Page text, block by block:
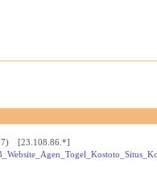
[23.108.86.*]